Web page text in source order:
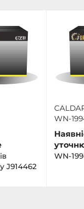
J914462
WN-
WN-